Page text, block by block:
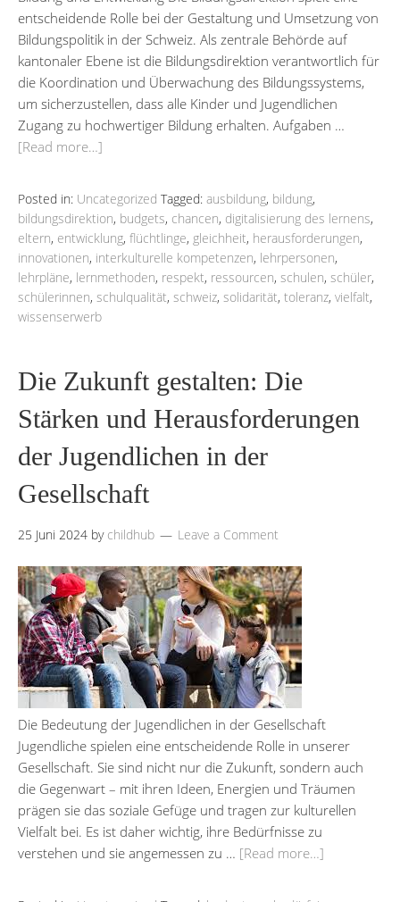
entscheidende Rolle bei der Gestaltung und Umsetzung von
Bildungspolitik in der Schweiz. Als zentrale Behörde auf
kantonaler Ebene ist die Bildungsdirektion verantwortlich für
die Koordination und Überwachung des Bildungssystems,
um sicherzustellen, dass alle Kinder und Jugendlichen
Zugang zu hochwertiger Bildung erhalten. Aufgaben …
[Read more…]
Posted in: Uncategorized Tagged: ausbildung, bildung,
bildungsdirektion, budgets, chancen, digitalisierung des lernens,
eltern, entwicklung, flüchtlinge, gleichheit, herausforderungen,
innovationen, interkulturelle kompetenzen, lehrpersonen,
lehrpläne, lernmethoden, respekt, ressourcen, schulen, schüler,
schülerinnen, schulqualität, schweiz, solidarität, toleranz, vielfalt,
wissenserwerb
Die Zukunft gestalten: Die
Stärken und Herausforderungen
der Jugendlichen in der
Gesellschaft
25 Juni 2024 by childhub Leave a Comment
Die Bedeutung der Jugendlichen in der Gesellschaft
Jugendliche spielen eine entscheidende Rolle in unserer
Gesellschaft. Sie sind nicht nur die Zukunft, sondern auch
die Gegenwart – mit ihren Ideen, Energien und Träumen
prägen sie das soziale Gefüge und tragen zur kulturellen
Vielfalt bei. Es ist daher wichtig, ihre Bedürfnisse zu
verstehen und sie angemessen zu … [Read more…]